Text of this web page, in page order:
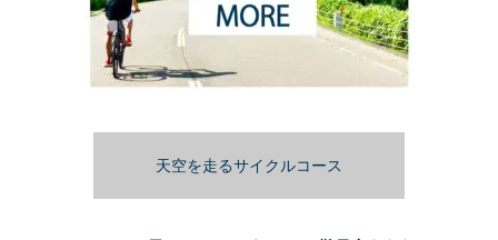
天空を走るサイクルコース